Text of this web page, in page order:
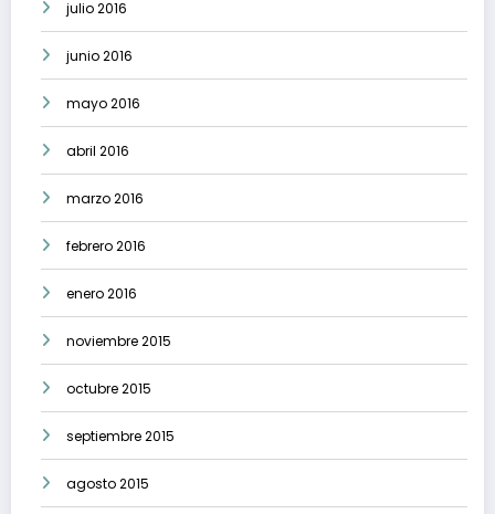
julio 2016
junio 2016
mayo 2016
abril 2016
marzo 2016
febrero 2016
enero 2016
noviembre 2015
octubre 2015
septiembre 2015
agosto 2015